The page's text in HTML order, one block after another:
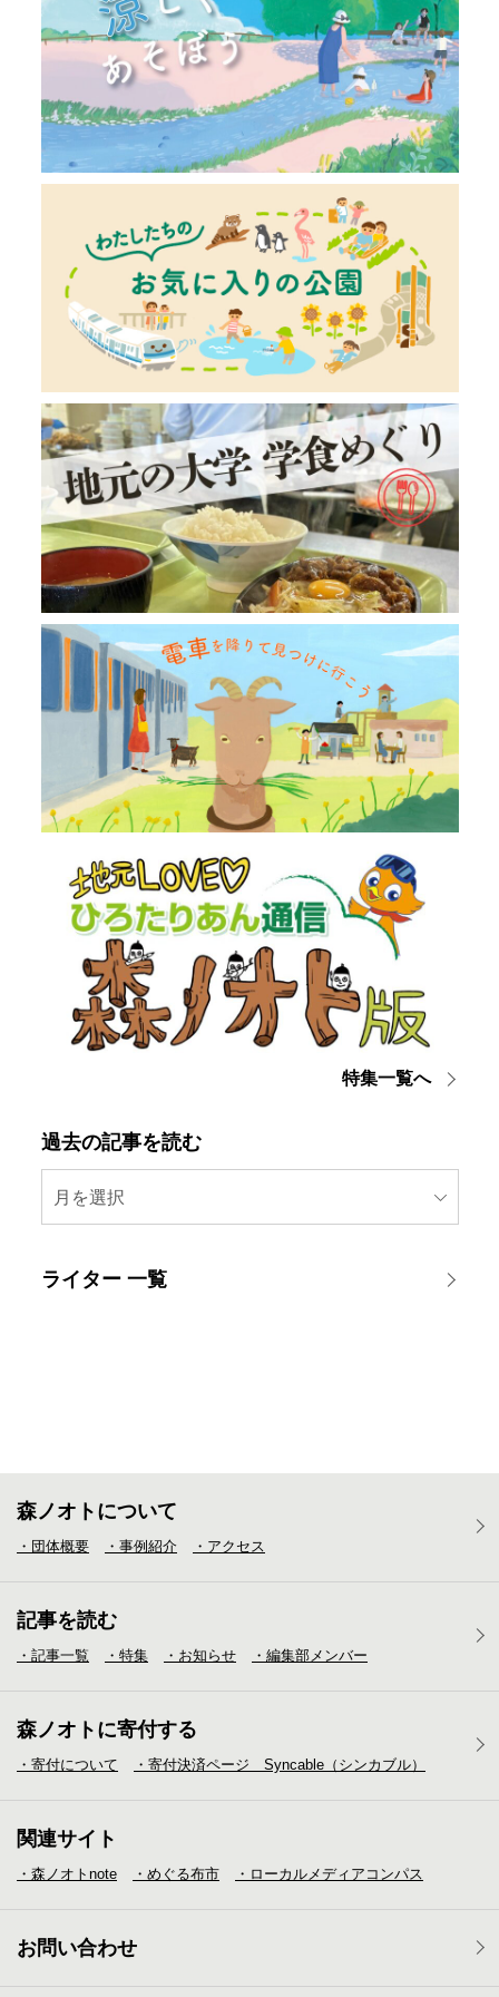
特集一覧へ
過去の記事を読む
月を選択
ライター 一覧
森ノオトについて
・団体概要 ・事例紹介 ・アクセス
記事を読む
・記事一覧 ・特集 ・お知らせ ・編集部メンバー
森ノオトに寄付する
・寄付について ・寄付決済ページ Syncable（シンカブル）
関連サイト
・森ノオトnote ・めぐる布市 ・ローカルメディア コンパス
お問い合わせ